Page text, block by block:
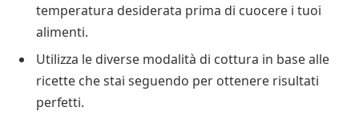
temperatura desiderata prima di cuocere i tuoi
alimenti.
Utilizza le diverse modalità di cottura in base alle
ricette che stai seguendo per ottenere risultati
perfetti.